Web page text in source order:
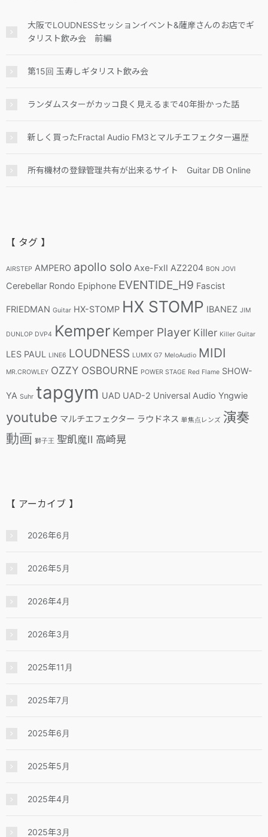
大阪でLOUDNESSセッションイベント&薩摩さんのお店でギ
タリスト飲み会 前編
第15回 玉寿しギタリスト飲み会
ランダムスターがカッコ良く見えるまで40年掛かった話
新しく買ったFractal Audio FM3とマルチエフェクター遍歴
所有機材の登録管理共有が出来るサイト Guitar DB Online
【 タグ 】
AIRSTEP AMPERO apollo solo Axe-FxII AZ2204 BON JOVI
Cerebellar Rondo Epiphone EVENTIDE_H9 Fascist
FRIEDMAN Guitar HX-STOMP HX STOMP IBANEZ JIM
DUNLOP DVP4 Kemper Kemper Player Killer Killer Guitar
LES PAUL LINE6 LOUDNESS LUMIX G7 MeloAudio MIDI
MR.CROWLEY OZZY OSBOURNE POWER STAGE Red Flame SHOW-
YA Suhr tapgym UAD UAD-2 Universal Audio Yngwie
youtube マルチエフェクター ラウドネス 単焦点レンズ 演奏
動画 獅子王 聖飢魔II 高崎晃
【 アーカイブ 】
2026年6月
2026年5月
2026年4月
2026年3月
2025年11月
2025年7月
2025年6月
2025年5月
2025年4月
2025年3月